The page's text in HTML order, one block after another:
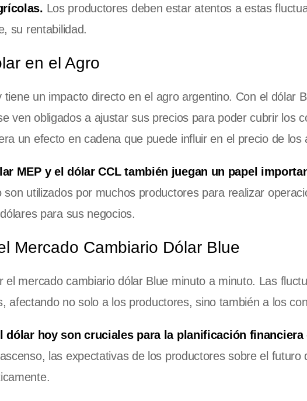
Los productores deben estar atentos a estas
su rentabilidad.
en el Agro
tiene un impacto directo en el agro argentino. Con el dólar
ven obligados a ajustar sus precios para poder cubrir los
un efecto en cadena que puede influir en el precio de los
MEP y el dólar CCL también juegan un papel
son utilizados por muchos productores para realizar
para sus negocios.
Mercado Cambiario Dólar Blue
el mercado cambiario dólar Blue minuto a minuto. Las
afectando no solo a los productores, sino también a los
dólar hoy son cruciales para la planificación
las expectativas de los productores sobre el futuro